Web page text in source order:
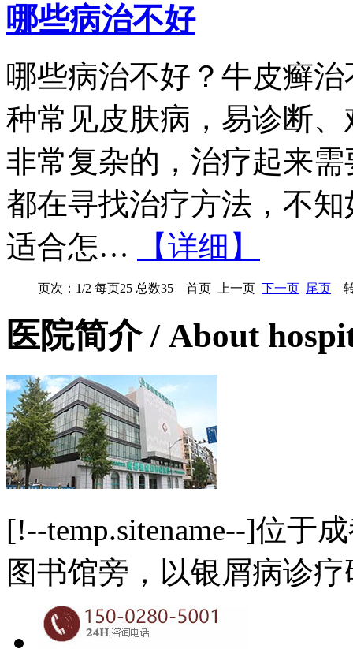
哪些病治不好
哪些病治不好？牛皮癣
种常见皮肤病，易诊断
非常复杂的，治疗起来
都在寻找治疗方法，不
适合怎…
【详细】
页次：1/2 每页25 总数35 首页 上一页 下一页 尾页
医院简介 / About
[!--temp.sitename--]位于
图书馆旁，以银屑病诊